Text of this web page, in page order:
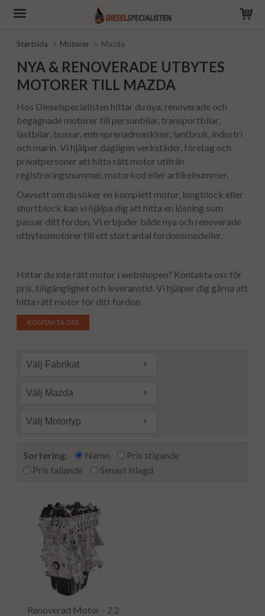
Startsida Motorer Mazda
NYA & RENOVERADE UTBYTES
MOTORER TILL MAZDA
Hos Dieselspecialisten hittar du nya, renoverade och
begagnade motorer till personbilar, transportbilar,
lastbilar, bussar, entreprenadmaskiner, lantbruk, industri
och marin. Vi hjälper dagligen verkstäder, företag och
privatpersoner att hitta rätt motor utifrån
registreringsnummer, motorkod eller artikelnummer.
Oavsett om du söker en komplett motor, longblock eller
shortblock kan vi hjälpa dig att hitta en lösning som
passar ditt fordon. Vi erbjuder både nya och renoverade
utbytesmotorer till ett stort antal fordonsmodeller.
Hittar du inte rätt motor i webshopen? Kontakta oss för
pris, tillgänglighet och leveranstid. Vi hjälper dig gärna att
hitta rätt motor för ditt fordon.
KONTAKTA OSS
Välj Fabrikat
Välj Mazda
Välj Motortyp
Sortering: Namn
Pris stigande
Pris fallande
Senast inlagd
Renoverad Motor - 2.2